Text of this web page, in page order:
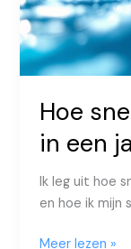
Hoe
in een
Ik leg uit hoe
en hoe ik mijn
Hoe
Meer lezen »